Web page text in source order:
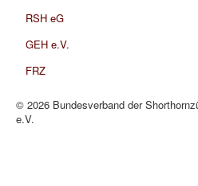
RSH eG
GEH e.V.
FRZ
© 2026 Bundesverband der
e.V.